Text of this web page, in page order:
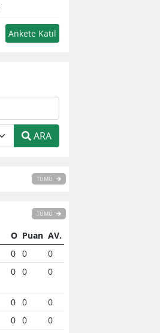
ARA
TÜMÜ
TÜMÜ
O Puan AV.
0 0
0
0 0 0
0 0
0
0 0
0